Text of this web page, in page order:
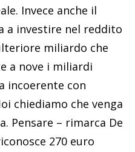
Invece anche il
a investire nel reddito
miliardo che
a nove i miliardi
incoerente con
chiediamo che venga
Pensare – rimarca De
270 euro